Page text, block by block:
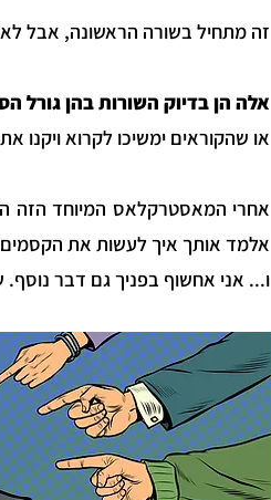
זה מתחיל בשורה הראשונה, אבל
אלה הן בדיוק השורות בהן גורל
או שהקוראים ימשיכו לקרוא
אחרי המאסטרקלאס המיוחד הזה
אלמד אותך איך לעשות את
ו... אני אחשוף בפניך גם דבר